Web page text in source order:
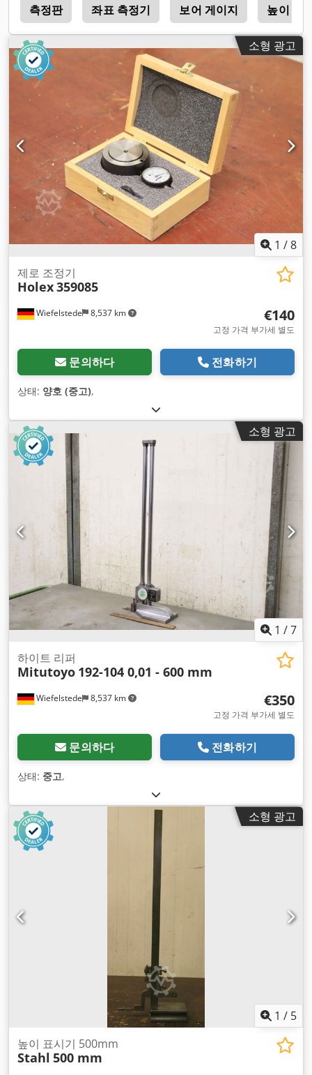
측정판 좌표 측정기 보어 게이지 높이 게
소형 광고
1 /8
Wiefelstede 8,537 km
제로 조정기
Holex359085
€140
고정 가격 부가세 별도
문의하다 전화하기
상태: 양호 (중고),
소형 광고
1 /7
Wiefelstede 8,537 km
하이트 리퍼
Mitutoyo 192-104 0,01 - 600 mm
€350
고정 가격 부가세 별도
문의하다 전화하기
상태: 중고,
소형 광고
1 / 5
높이 표시기 500mm
Stahl 500 mm